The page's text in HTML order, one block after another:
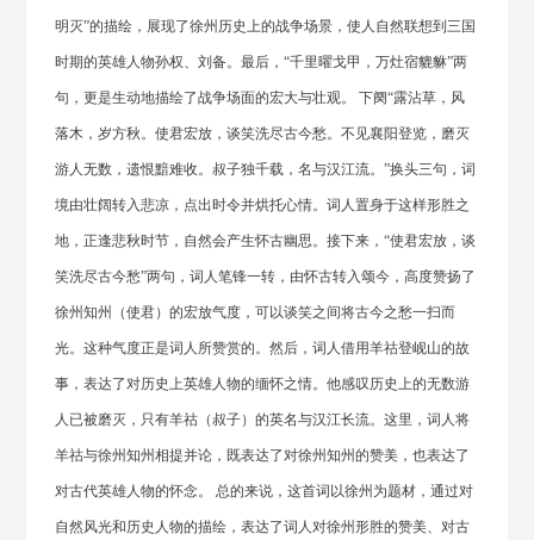
明灭”的描绘，展现了徐州历史上的战争场景，使人自然联想到三国
时期的英雄人物孙权、刘备。最后，“千里曜戈甲，万灶宿貔貅”两
句，更是生动地描绘了战争场面的宏大与壮观。 下阕“露沾草，风
落木，岁方秋。使君宏放，谈笑洗尽古今愁。不见襄阳登览，磨灭
游人无数，遗恨黯难收。叔子独千载，名与汉江流。”换头三句，词
境由壮阔转入悲凉，点出时令并烘托心情。词人置身于这样形胜之
地，正逢悲秋时节，自然会产生怀古幽思。接下来，“使君宏放，谈
笑洗尽古今愁”两句，词人笔锋一转，由怀古转入颂今，高度赞扬了
徐州知州（使君）的宏放气度，可以谈笑之间将古今之愁一扫而
光。这种气度正是词人所赞赏的。然后，词人借用羊祜登岘山的故
事，表达了对历史上英雄人物的缅怀之情。他感叹历史上的无数游
人已被磨灭，只有羊祜（叔子）的英名与汉江长流。这里，词人将
羊祜与徐州知州相提并论，既表达了对徐州知州的赞美，也表达了
对古代英雄人物的怀念。 总的来说，这首词以徐州为题材，通过对
自然风光和历史人物的描绘，表达了词人对徐州形胜的赞美、对古